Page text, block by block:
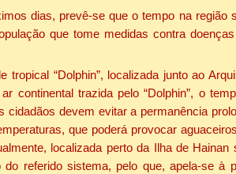
dias, prevê-se que o tempo na
que tome medidas contra
tropical “Dolphin”, localizada junto ao
continental trazida pelo “Dolphin”, o
cidadãos devem evitar a permanência
que poderá provocar
localizada perto da Ilha de
referido sistema, pelo que, apela-se